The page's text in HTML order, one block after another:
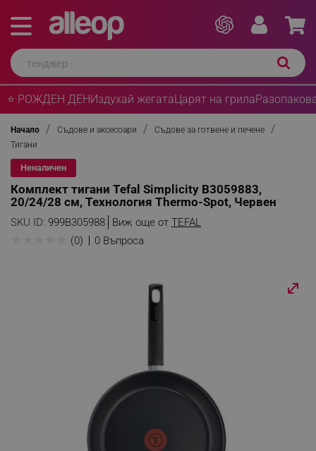
⭐ РОЖДЕН ДЕНИздухай жегатаЦарят на грила
Начало Съдове и аксесоари
Съдове за готвене и печене
Тигани
Неналичен
Комплект тигани Tefal Simplicity B3059883,
20/24/28 см, Технология Thermo-Spot, Червен
SKU ID: 999B305988 Виж още от TEFAL
(0) 0 Въпроса